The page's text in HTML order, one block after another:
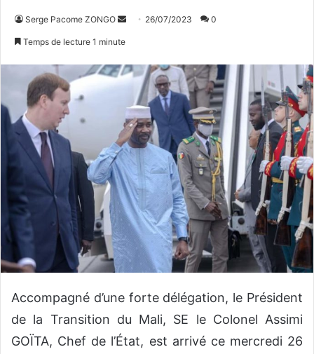
Serge Pacome ZONGO
o
r
u
n
o
u
r
e
26/07/2023 0
Temps de lecture 1 minute
Accompagné d’une forte délégation, le Président
de la Transition du Mali, SE le Colonel Assimi
GOÏTA, Chef de l’État, est arrivé ce mercredi 26